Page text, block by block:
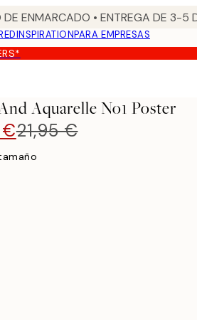
ENMARCADO • ENTREGA DE 3-5
INSPIRATIONPARA EMPRESAS
Aquarelle No1 Poster
€21,95 €